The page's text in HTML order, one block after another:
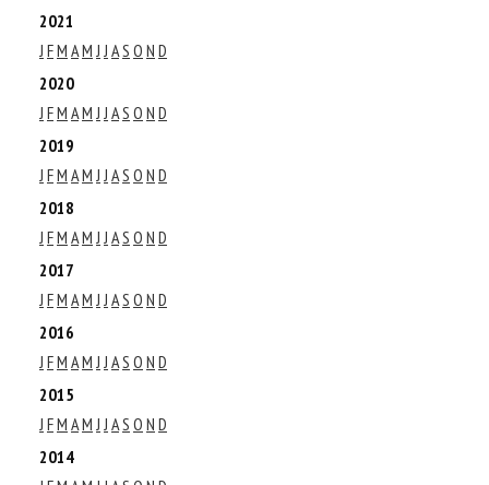
2021
J FM AM J J AS O N D
2020
J FM AM J J AS O N D
2019
J FM AM J J AS O N D
2018
J FM AM J J AS O N D
2017
J FM AM J J AS O N D
2016
J FM AM J J AS O N D
2015
J FM AM J J AS O N D
2014